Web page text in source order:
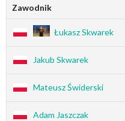
Zawodnik
Łukasz Skwarek
Jakub Skwarek
Mateusz Świderski
Adam Jaszczak